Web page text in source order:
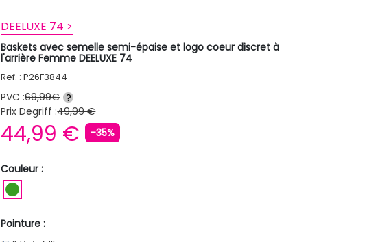
DEELUXE 74 >
Baskets avec semelle semi-épaise et logo coeur discret à
l'arrière Femme DEELUXE 74
Ref. : P26F3844
PVC :69,99€ ?
Prix Degriff :49,99 €
44,99 € -35%
Couleur :
Pointure :